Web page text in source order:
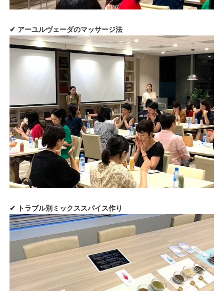
✔︎ アーユルヴェーダのマッサージ法
✔︎ トラブル別ミックススパイス作り